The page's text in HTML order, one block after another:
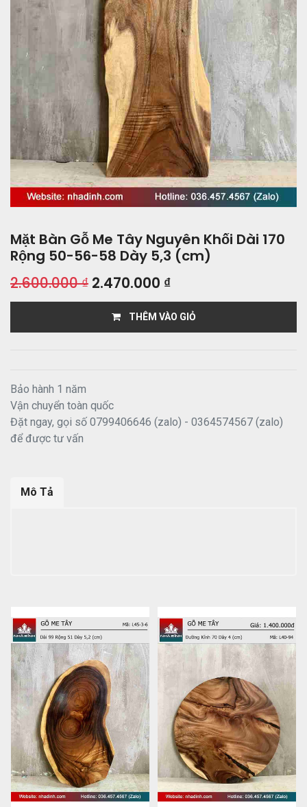
Mặt Bàn Gỗ Me Tây Nguyên Khối Dài 170
Rộng 50-56-58 Dày 5,3 (cm)
2.600.000₫ 2.470.000 ₫
THÊM VÀO GIỎ
Bảo hành 1 năm
Vận chuyển toàn quốc
Đặt ngay, gọi số 0799406646 (zalo) - 0364574567 (zalo)
để được tư vấn
Mô Tả